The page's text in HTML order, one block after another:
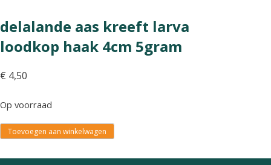
delalande aas kreeft larva
loodkop haak 4cm 5gram
€ 4,50
Op voorraad
Toevoegen aan winkelwagen